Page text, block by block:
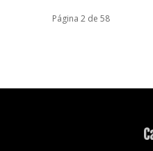
Página 2 de 58